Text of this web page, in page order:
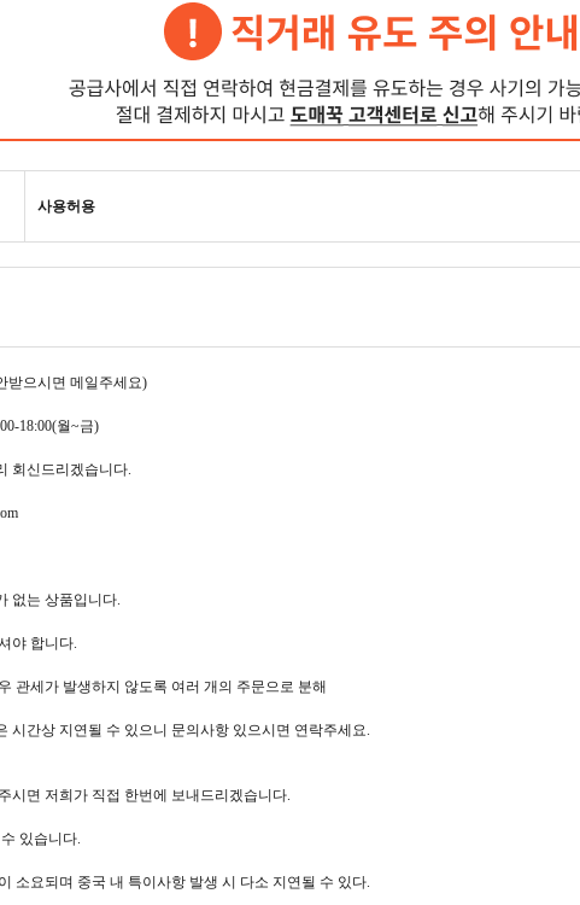
사용허용
받으시면 메일주세요)
18:00(월~금)
회신드리겠습니다.
없는 상품입니다.
야 합니다.
관세가 발생하지 않도록 여러 개의 주문으로 분해
시간상 지연될 수 있으니 문의사항 있으시면 연락주세요.
시면 저희가 직접 한번에 보내드리겠습니다.
있습니다.
소요되며 중국 내 특이사항 발생 시 다소 지연될 수 있다.